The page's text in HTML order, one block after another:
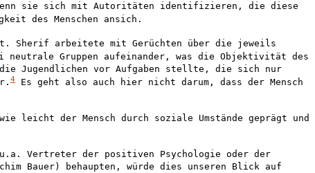
sie sich mit Autoritäten identifizieren, die diese
des Menschen ansich.
Sherif arbeitete mit Gerüchten über die jeweils
neutrale Gruppen aufeinander, was die Objektivität des
die Jugendlichen vor Aufgaben stellte, die sich nur
4 Es geht also auch hier nicht darum, dass der Mensch
der Mensch durch soziale Umstände geprägt und
Vertreter der positiven Psychologie oder der
Bauer) behaupten, würde dies unseren Blick auf